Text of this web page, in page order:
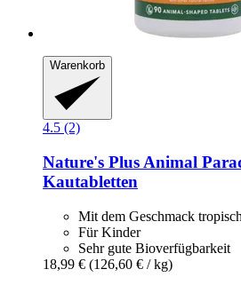
Warenkorb
4.5 (2)
Nature's Plus Animal
Kautabletten
Mit dem Geschmack
Für Kinder
Sehr gute Bioverfügbarkeit
18,99 € (126,60 € / kg)